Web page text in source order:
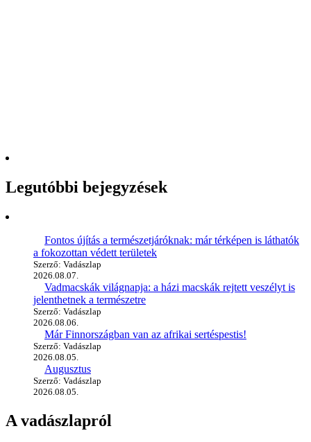
Legutóbbi bejegyzések
Fontos újítás a természetjáróknak: már térképen is láthatók
a fokozottan védett területek
Szerző: Vadászlap
2026.08.07.
Vadmacskák világnapja: a házi macskák rejtett veszélyt is
jelenthetnek a természetre
Szerző: Vadászlap
2026.08.06.
Már Finnországban van az afrikai sertéspestis!
Szerző: Vadászlap
2026.08.05.
Augusztus
Szerző: Vadászlap
2026.08.05.
A vadászlapról